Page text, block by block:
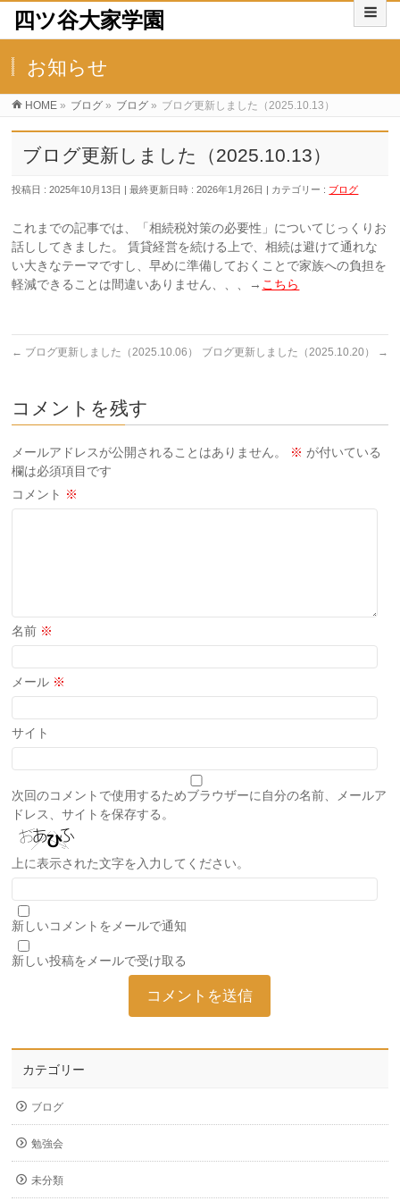
四ツ谷大家学園
お知らせ
HOME » ブログ » ブログ » ブログ更新しました（2025.10.13）
ブログ更新しました（2025.10.13）
投稿日 : 2025年10月13日 最終更新日時 : 2026年1月26日 カテゴリー : ブログ
これまでの記事では、「相続税対策の必要性」についてじっくりお
話ししてきました。 賃貸経営を続ける上で、相続は避けて通れな
い大きなテーマですし、早めに準備しておくことで家族への負担を
軽減できることは間違いありません、、、→ こちら
← ブログ更新しました（2025.10.06） ブログ更新しました（2025.10.20） →
コメントを残す
メールアドレスが公開されることはありません。 ※ が付いている
欄は必須項目です
コメント ※
名前 ※
メール ※
サイト
次回のコメントで使用するためブラウザーに自分の名前、メールア
ドレス、サイトを保存する。
上に表示された文字を入力してください。
新しいコメントをメールで通知
新しい投稿をメールで受け取る
カテゴリー
ブログ
勉強会
未分類